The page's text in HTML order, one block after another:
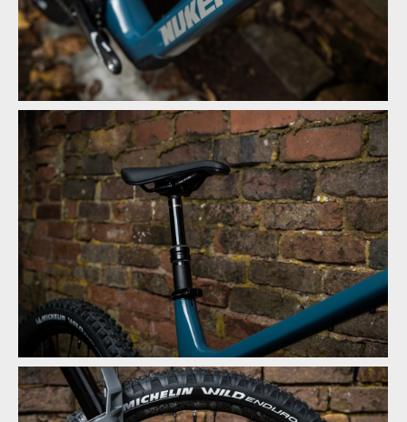
Novinka: Nukeproof Mega - počtvrté stejně a přesto jinak
Novinka: Nukeproof Mega - počtvrté stejně a přesto jinak
Novinka: Nukeproof Mega - počtvrté stejně a přesto jinak
Novinka: Nukeproof Mega - počtvrté stejně a přesto jinak
Novinka: Nukeproof Mega - počtvrté stejně a přesto jinak
Novinka: Nukeproof Mega - počtvrté stejně a přesto jinak
Novinka: Nukeproof Mega - počtvrté stejně a přesto jinak
Novinka: Nukeproof Mega - počtvrté stejně a přesto jinak
Novinka: Nukeproof Mega - počtvrté stejně a přesto jinak
Novinka: Nukeproof Mega - počtvrté stejně a přesto jinak